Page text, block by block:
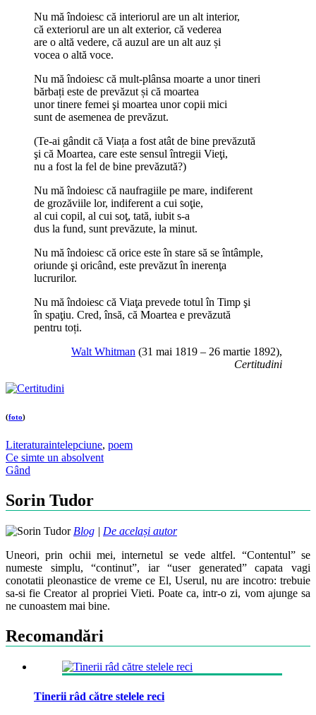
Nu mă îndoiesc că interiorul are un alt interior,
că exteriorul are un alt exterior, că vederea
are o altă vedere, că auzul are un alt auz și
vocea o altă voce.
Nu mă îndoiesc că mult-plânsa moarte a unor tineri
bărbați este de prevăzut și că moartea
unor tinere femei şi moartea unor copii mici
sunt de asemenea de prevăzut.
(Te-ai gândit că Viața a fost atât de bine prevăzută
şi că Moartea, care este sensul întregii Vieţi,
nu a fost la fel de bine prevăzută?)
Nu mă îndoiesc că naufragiile pe mare, indiferent
de grozăviile lor, indiferent a cui soţie,
al cui copil, al cui soţ, tată, iubit s-a
dus la fund, sunt prevăzute, la minut.
Nu mă îndoiesc că orice este în stare să se întâmple,
oriunde şi oricând, este prevăzut în inerenţa
lucrurilor.
Nu mă îndoiesc că Viaţa prevede totul în Timp şi
în spaţiu. Cred, însă, că Moartea e prevăzută
pentru toți.
Walt Whitman (31 mai 1819 – 26 martie 1892),
Certitudini
(foto)
Literaturaintelepciune, poem
Post
navigation
Ce simte un absolvent
Gând
Sorin Tudor
Blog | De același autor
Uneori, prin ochii mei, internetul se vede altfel. “Contentul” se
numeste simplu, “continut”, iar “user generated” capata vagi
conotatii pleonastice de vreme ce El, Userul, nu are incotro: trebuie
sa-si fie Creator al propriei Vieti. Poate ca, intr-o zi, vom ajunge sa
ne cunoastem mai bine.
Recomandări
Tinerii râd către stelele reci